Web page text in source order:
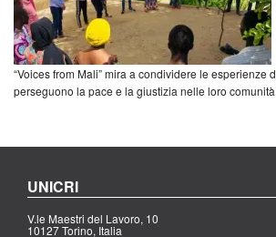
“Voices from Mali” mira a condividere le esperienze
perseguono la pace e la giustizia nelle loro comunità.
UNICRI
V.le Maestri del Lavoro, 10
10127 Torino, Italia